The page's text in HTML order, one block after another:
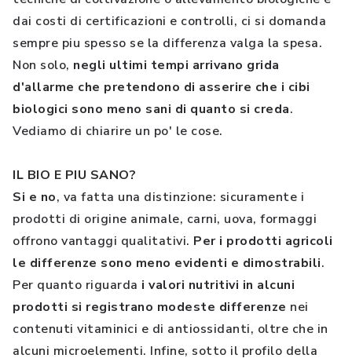
dai costi di certificazioni e controlli, ci si domanda
sempre piu spesso se la differenza valga la spesa.
Non solo, negli ultimi tempi arrivano grida
d'allarme che pretendono di asserire che i cibi
biologici sono meno sani di quanto si creda.
Vediamo di chiarire un po' le cose.
IL BIO E PIU SANO?
Si e no, va fatta una distinzione: sicuramente i
prodotti di origine animale, carni, uova, formaggi
offrono vantaggi qualitativi. Per i prodotti agricoli
le differenze sono meno evidenti e dimostrabili.
Per quanto riguarda i valori nutritivi in alcuni
prodotti si registrano modeste differenze nei
contenuti vitaminici e di antiossidanti, oltre che in
alcuni microelementi. Infine, sotto il profilo della